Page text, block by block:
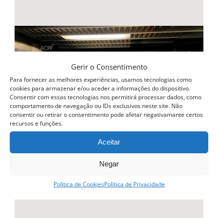
Gerir o Consentimento
Para fornecer as melhores experiências, usamos tecnologias como
cookies para armazenar e/ou aceder a informações do dispositivo.
Consentir com essas tecnologias nos permitirá processar dados, como
comportamento de navegação ou IDs exclusivos neste site. Não
consentir ou retirar o consentimento pode afetar negativamante certos
recursos e funções.
Aceitar
Negar
Política de CookiesPolítica de Privacidade